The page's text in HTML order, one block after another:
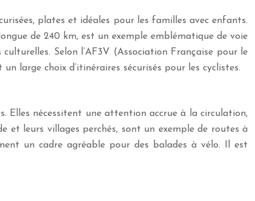
plates et idéales pour les familles avec enfants.
de 240 km, est un exemple emblématique de voie
Selon l’AF3V (Association Française pour le
large choix d’itinéraires sécurisés pour les cyclistes.
Elles nécessitent une attention accrue à la circulation,
et leurs villages perchés, sont un exemple de routes à
un cadre agréable pour des balades à vélo. Il est